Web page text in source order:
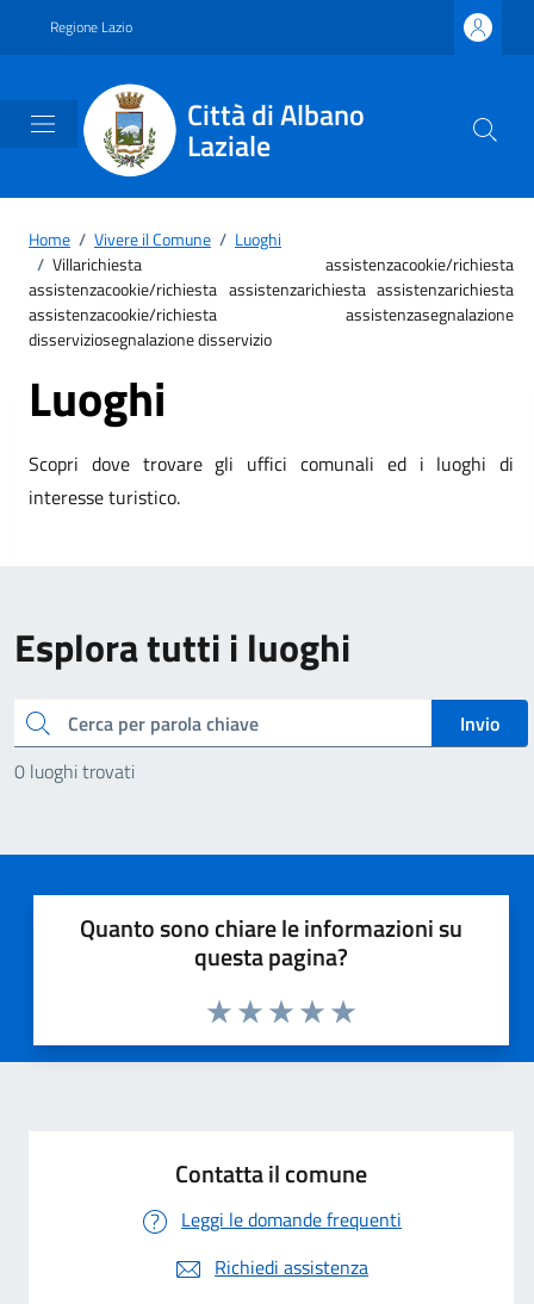
Regione Lazio
Città di Albano
Laziale
Home / Vivere il Comune / Luoghi
/ Villarichiesta assistenzacookie/richiesta
assistenzacookie/richiesta assistenzarichiesta assistenzarichiesta
assistenzacookie/richiesta assistenzasegnalazione
disserviziosegnalazione disservizio
Luoghi
Scopri dove trovare gli uffici comunali ed i luoghi di
interesse turistico.
Esplora tutti i luoghi
Cerca
Invio
0 luoghi trovati
Quanto sono chiare le informazioni su
questa pagina?
Valuta 5 stelle su 5
Valuta 4 stelle su 5
Valuta 3 stelle su 5
Valuta 2 stelle su 5
Valuta 1 stelle su 5
Contatta il comune
Leggi le domande frequenti
Richiedi assistenza